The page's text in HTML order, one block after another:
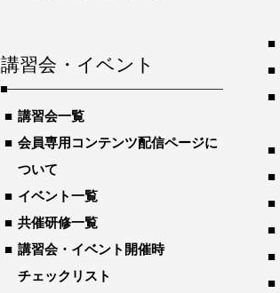
講習会・イベント
講習会一覧
会員専用コンテンツ配信ページに
ついて
イベント一覧
共催研修一覧
講習会・イベント開催時
チェックリスト